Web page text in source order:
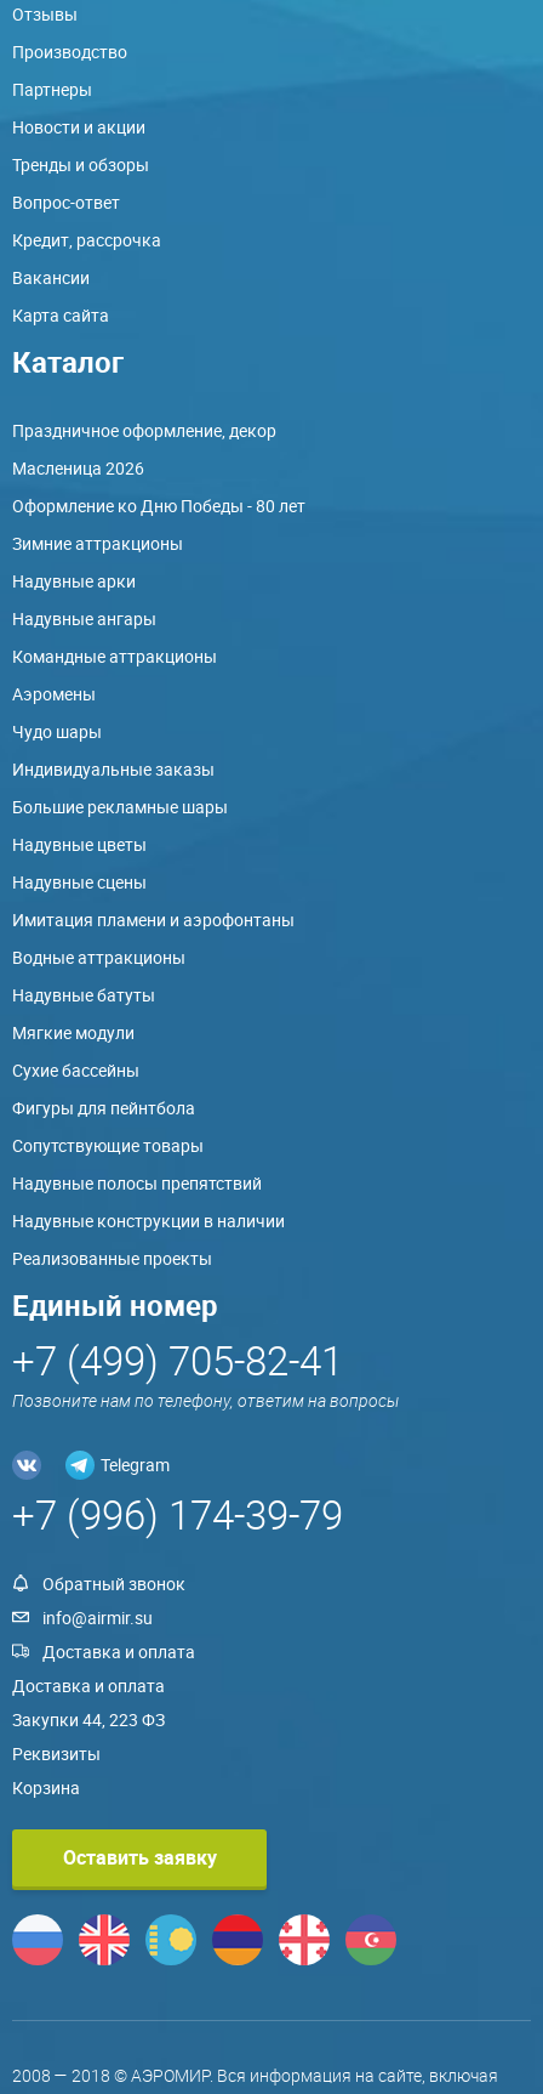
Отзывы
Производство
Партнеры
Новости и акции
Тренды и обзоры
Вопрос-ответ
Кредит, рассрочка
Вакансии
Карта сайта
Каталог
Праздничное оформление, декор
Масленица 2026
Оформление ко Дню Победы - 80 лет
Зимние аттракционы
Надувные арки
Надувные ангары
Командные аттракционы
Аэромены
Чудо шары
Индивидуальные заказы
Большие рекламные шары
Надувные цветы
Надувные сцены
Имитация пламени и аэрофонтаны
Водные аттракционы
Надувные батуты
Мягкие модули
Сухие бассейны
Фигуры для пейнтбола
Сопутствующие товары
Надувные полосы препятствий
Надувные конструкции в наличии
Реализованные проекты
Единый номер
+7 (499) 705-82-41
Позвоните нам по телефону, ответим на вопросы
Telegram
+7 (996) 174-39-79
Обратный звонок
info@airmir.su
Доставка и оплата
Доставка и оплата
Закупки 44, 223 ФЗ
Реквизиты
Корзина
Оставить заявку
2008 — 2018 © АЭРОМИР. Вся информация на сайте, включая